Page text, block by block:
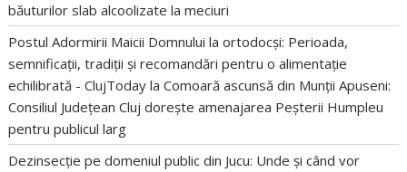
băuturilor slab alcoolizate la meciuri
Postul Adormirii Maicii Domnului la ortodocși: Perioada,
semnificații, tradiții și recomandări pentru o alimentație
echilibrată - ClujToday laComoară ascunsă din Munții Apuseni:
Consiliul Județean Cluj dorește amenajarea Peșterii Humpleu
pentru publicul larg
Dezinsecție pe domeniul public din Jucu: Unde și când vor